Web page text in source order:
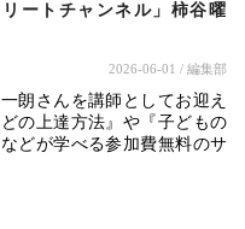
ートチャンネル」柿谷曜
2026-06-01 / 編集部
朗さんを講師としてお迎え
の上達方法』や『子どもの
どが学べる参加費無料のサ